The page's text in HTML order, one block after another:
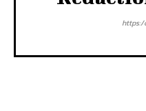
https:/